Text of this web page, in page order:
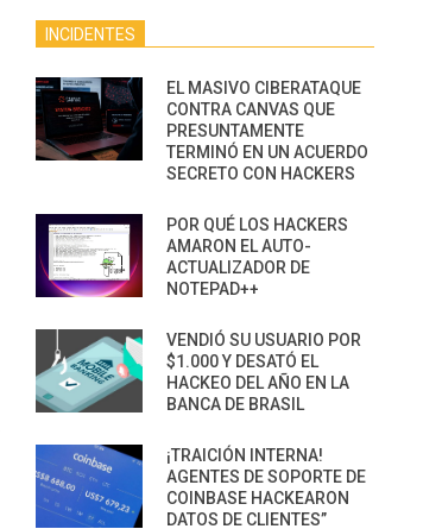
INCIDENTES
EL MASIVO CIBERATAQUE
CONTRA CANVAS QUE
PRESUNTAMENTE
TERMINÓ EN UN ACUERDO
SECRETO CON HACKERS
POR QUÉ LOS HACKERS
AMARON EL AUTO-
ACTUALIZADOR DE
NOTEPAD++
VENDIÓ SU USUARIO POR
$1.000 Y DESATÓ EL
HACKEO DEL AÑO EN LA
BANCA DE BRASIL
¡TRAICIÓN INTERNA!
AGENTES DE SOPORTE DE
COINBASE HACKEARON
DATOS DE CLIENTES”